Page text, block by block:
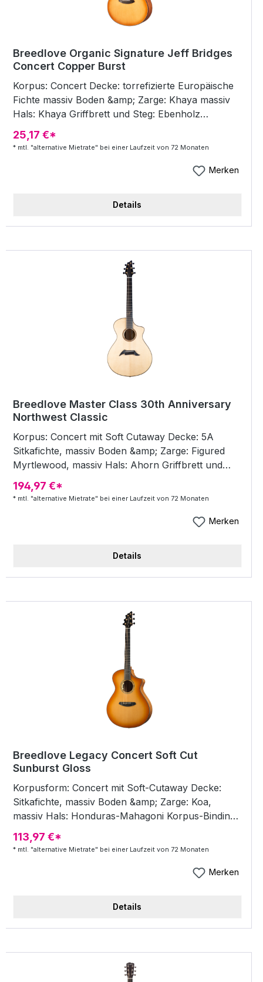
Breedlove Organic Signature Jeff Bridges
Concert Copper Burst
Korpus: Concert Decke: torrefizierte Europäische
Fichte massiv Boden &amp; Zarge: Khaya massiv
Hals: Khaya Griffbrett und Steg: Ebenholz
Griffbrett-Inlays: All in this together Binding:
Tortoise Mechaniken: Breedlove Premium Chrome
Sattel / Stegeinlage: Knochen Sattelbreite: 43 mm
Natural Sound Top Finish: Copper Burst Semi
25,17 €*
* mtl. "alternative Mietrate" bei einer Laufzeit von 72 Monaten
Merken
Details
Breedlove Master Class 30th Anniversary
Northwest Classic
Korpus: Concert mit Soft Cutaway Decke: 5A
Sitkafichte, massiv Boden &amp; Zarge: Figured
Myrtlewood, massiv Hals: Ahorn Griffbrett und
Steg: Ebenholz Griffbrett-Inlays: 30th Anniversary
Binding: Walnut Rosette: Engraved Myrtlewood
Stegeinlage: Knochen Sattelbreite: 44,5 mm
Anthem Tru-Mic Top Finish: Natural Gloss Body
194,97 €*
* mtl. "alternative Mietrate" bei einer Laufzeit von 72 Monaten
Merken
Details
Breedlove Legacy Concert Soft Cut
Sunburst Gloss
Korpusform: Concert mit Soft-Cutaway Decke:
Sitkafichte, massiv Boden &amp; Zarge: Koa,
massiv Hals: Honduras-Mahagoni Korpus-Binding:
Ivoroid Griffbrett: Ebenholz Griffbretteinlagen:
Legacy Wave Steg: Ebenholz Rosette: Legacy
Preamp: LR Baggs Anthem TRU-Mic Body-Finish:
113,97 €*
* mtl. "alternative Mietrate" bei einer Laufzeit von 72 Monaten
Merken
Details